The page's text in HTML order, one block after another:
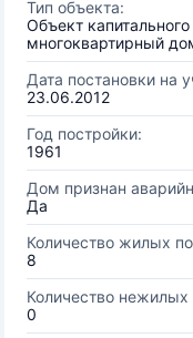
Тип объекта:
Объект
многоквартирный
Дата постановки на
23.06.2012
Год постройки:
1961
Дом признан
Да
Количество жилых
8
Количество
0